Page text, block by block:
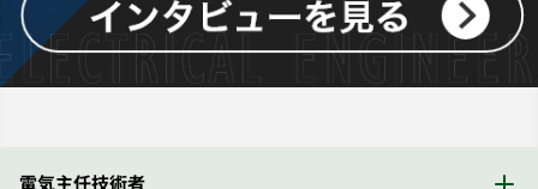
電気主任技術者